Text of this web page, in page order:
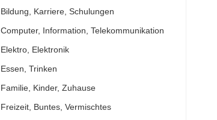
Bildung, Karriere, Schulungen
Computer, Information, Telekommunikation
Elektro, Elektronik
Essen, Trinken
Familie, Kinder, Zuhause
Freizeit, Buntes, Vermischtes